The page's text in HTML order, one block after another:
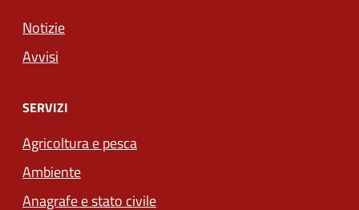
Notizie
Avvisi
SERVIZI
Agricoltura e pesca
Ambiente
Anagrafe e stato civile